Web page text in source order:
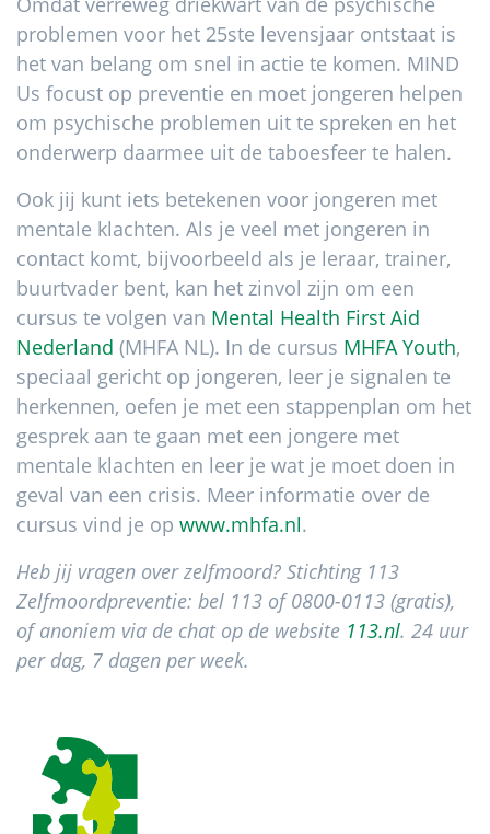
problemen voor het 25ste levensjaar ontstaat is
het van belang om snel in actie te komen. MIND
Us focust op preventie en moet jongeren helpen
om psychische problemen uit te spreken en het
onderwerp daarmee uit de taboesfeer te halen.
Ook jij kunt iets betekenen voor jongeren met
mentale klachten. Als je veel met jongeren in
contact komt, bijvoorbeeld als je leraar, trainer,
buurtvader bent, kan het zinvol zijn om een
cursus te volgen van Mental Health First Aid
Nederland (MHFA NL). In de cursus MHFA Youth,
speciaal gericht op jongeren, leer je signalen te
herkennen, oefen je met een stappenplan om het
gesprek aan te gaan met een jongere met
mentale klachten en leer je wat je moet doen in
geval van een crisis. Meer informatie over de
cursus vind je op www.mhfa.nl.
Heb jij vragen over zelfmoord? Stichting 113
Zelfmoordpreventie: bel 113 of 0800-0113 (gratis),
of anoniem via de chat op de website 113.nl. 24 uur
per dag, 7 dagen per week.
Footer